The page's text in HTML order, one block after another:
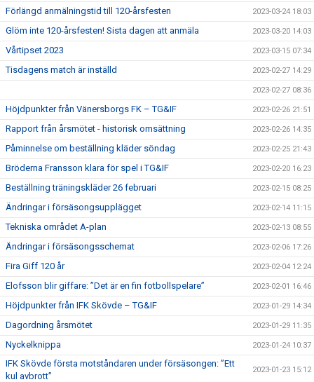
Förlängd anmälningstid till 120-årsfesten 2023-03-24 18:03
Glöm inte 120-årsfesten! Sista dagen att anmäla 2023-03-20 14:03
Vårtipset 2023 2023-03-15 07:34
Tisdagens match är inställd 2023-02-27 14:29
2023-02-27 08:36
Höjdpunkter från Vänersborgs FK – TG&IF 2023-02-26 21:51
Rapport från årsmötet - historisk omsättning 2023-02-26 14:35
Påminnelse om beställning kläder söndag 2023-02-25 21:43
Bröderna Fransson klara för spel i TG&IF 2023-02-20 16:23
Beställning träningskläder 26 februari 2023-02-15 08:25
Ändringar i försäsongsupplägget 2023-02-14 11:15
Tekniska området A-plan 2023-02-13 08:55
Ändringar i försäsongsschemat 2023-02-06 17:26
Fira Giff 120 år 2023-02-04 12:24
Elofsson blir giffare: ”Det är en fin fotbollspelare” 2023-02-01 16:46
Höjdpunkter från IFK Skövde – TG&IF 2023-01-29 14:34
Dagordning årsmötet 2023-01-29 11:35
Nyckelknippa 2023-01-24 10:37
IFK Skövde första motståndaren under försäsongen: ”Ett
kul avbrott”
2023-01-23 15:12